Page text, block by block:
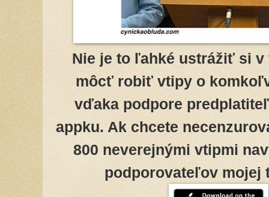
Nie je to ľahké ustrážiť si
môcť robiť vtipy o
vďaka podpore
appku. Ak chcete
800 neverejnými vtipmi
podporovateľov mojej